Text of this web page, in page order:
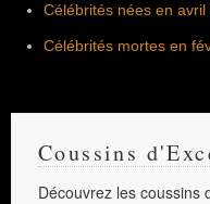
Célébrités nées en avril
Célébrités mortes en
Coussins
Découvrez les coussins